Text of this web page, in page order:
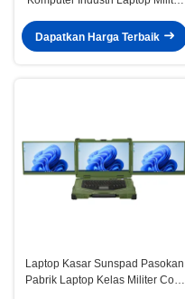
Dapatkan Harga Terbaik
Laptop Kasar Sunspad Pasokan
Pabrik Laptop Kelas Militer Core